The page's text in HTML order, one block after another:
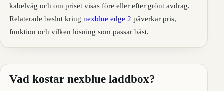
kabelväg och om priset visas före eller efter grönt avdrag.
Relaterade beslut kring nexblue edge 2 påverkar pris,
funktion och vilken lösning som passar bäst.
Vad kostar nexblue laddbox?